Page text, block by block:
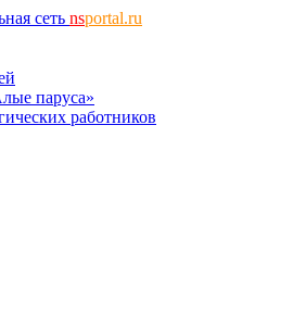
сеть nsportal.ru
паруса»
работников